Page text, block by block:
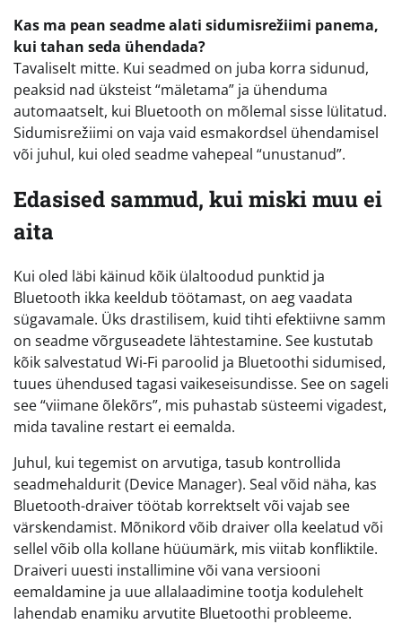
Kas ma pean seadme alati sidumisrežiimi panema,
kui tahan seda ühendada?
Tavaliselt mitte. Kui seadmed on juba korra sidunud,
peaksid nad üksteist “mäletama” ja ühenduma
automaatselt, kui Bluetooth on mõlemal sisse lülitatud.
Sidumisrežiimi on vaja vaid esmakordsel ühendamisel
või juhul, kui oled seadme vahepeal “unustanud”.
Edasised sammud, kui miski muu ei
aita
Kui oled läbi käinud kõik ülaltoodud punktid ja
Bluetooth ikka keeldub töötamast, on aeg vaadata
sügavamale. Üks drastilisem, kuid tihti efektiivne samm
on seadme võrguseadete lähtestamine. See kustutab
kõik salvestatud Wi-Fi paroolid ja Bluetoothi sidumised,
tuues ühendused tagasi vaikeseisundisse. See on sageli
see “viimane õlekõrs”, mis puhastab süsteemi vigadest,
mida tavaline restart ei eemalda.
Juhul, kui tegemist on arvutiga, tasub kontrollida
seadmehaldurit (Device Manager). Seal võid näha, kas
Bluetooth-draiver töötab korrektselt või vajab see
värskendamist. Mõnikord võib draiver olla keelatud või
sellel võib olla kollane hüüumärk, mis viitab konfliktile.
Draiveri uuesti installimine või vana versiooni
eemaldamine ja uue allalaadimine tootja kodulehelt
lahendab enamiku arvutite Bluetoothi probleeme.